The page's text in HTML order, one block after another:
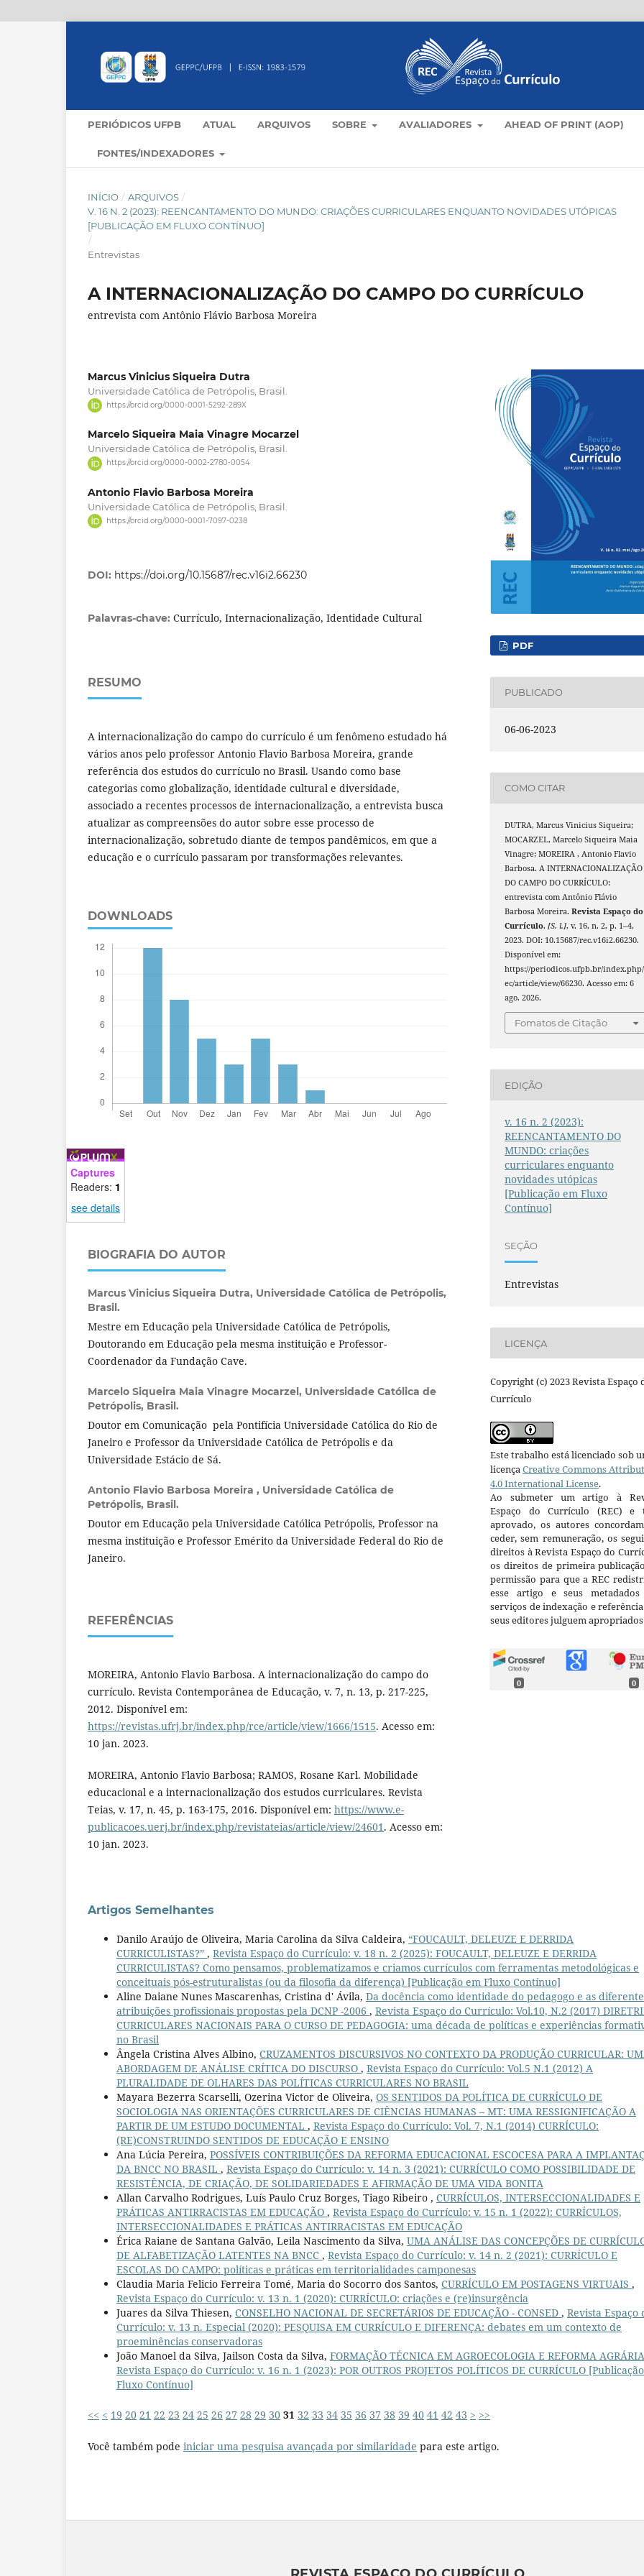
PERIÓDICOS UFPB ATUAL ARQUIVOS SOBRE AVALIADORES AHEAD OF PRINT (AOP)
FONTES/INDEXADORES
INÍCIO / ARQUIVOS /
V. 16 N. 2 (2023): REENCANTAMENTO DO MUNDO: CRIAÇÕES CURRICULARES ENQUANTO NOVIDADES UTÓPICAS
[PUBLICAÇÃO EM FLUXO CONTÍNUO]
/
Entrevistas
A INTERNACIONALIZAÇÃO DO CAMPO DO CURRÍCULO
entrevista com Antônio Flávio Barbosa Moreira
Marcus Vinicius Siqueira Dutra
Universidade Católica de Petrópolis, Brasil.
https://orcid.org/0000-0001-5292-289X
Marcelo Siqueira Maia Vinagre Mocarzel
Universidade Católica de Petrópolis, Brasil.
https://orcid.org/0000-0002-2780-0054
Antonio Flavio Barbosa Moreira
Universidade Católica de Petrópolis, Brasil.
https://orcid.org/0000-0001-7097-0238
DOI: https://doi.org/10.15687/rec.v16i2.66230
Palavras-chave: Currículo, Internacionalização, Identidade Cultural
RESUMO
A internacionalização do campo do currículo é um fenômeno estudado há
vários anos pelo professor Antonio Flavio Barbosa Moreira, grande
referência dos estudos do currículo no Brasil. Usando como base
categorias como globalização, identidade cultural e diversidade,
associado a recentes processos de internacionalização, a entrevista busca
atualizar as compreensões do autor sobre esse processo de
internacionalização, sobretudo diante de tempos pandêmicos, em que a
educação e o currículo passaram por transformações relevantes.
DOWNLOADS
Captures
Readers: 1
see details
BIOGRAFIA DO AUTOR
Marcus Vinicius Siqueira Dutra, Universidade Católica de Petrópolis,
Brasil.
Mestre em Educação pela Universidade Católica de Petrópolis,
Doutorando em Educação pela mesma instituição e Professor-
Coordenador da Fundação Cave.
Marcelo Siqueira Maia Vinagre Mocarzel, Universidade Católica de
Petrópolis, Brasil.
Doutor em Comunicação pela Pontifícia Universidade Católica do Rio de
Janeiro e Professor da Universidade Católica de Petrópolis e da
Universidade Estácio de Sá.
Antonio Flavio Barbosa Moreira , Universidade Católica de
Petrópolis, Brasil.
Doutor em Educação pela Universidade Católica Petrópolis, Professor na
mesma instituição e Professor Emérito da Universidade Federal do Rio de
Janeiro.
REFERÊNCIAS
MOREIRA, Antonio Flavio Barbosa. A internacionalização do campo do
currículo. Revista Contemporânea de Educação, v. 7, n. 13, p. 217-225,
2012. Disponível em:
https://revistas.ufrj.br/index.php/rce/article/view/1666/1515. Acesso em:
10 jan. 2023.
MOREIRA, Antonio Flavio Barbosa; RAMOS, Rosane Karl. Mobilidade
educacional e a internacionalização dos estudos curriculares. Revista
Teias, v. 17, n. 45, p. 163-175, 2016. Disponível em: https://www.e-
publicacoes.uerj.br/index.php/revistateias/article/view/24601. Acesso em:
10 jan. 2023.
PDF
PUBLICADO
06-06-2023
COMO CITAR
DUTRA, Marcus Vinicius Siqueira;
MOCARZEL, Marcelo Siqueira Maia
Vinagre; MOREIRA , Antonio Flavio
Barbosa. A INTERNACIONALIZAÇÃO
DO CAMPO DO CURRÍCULO:
entrevista com Antônio Flávio
Barbosa Moreira.Revista Espaço do
Currículo,[S. l.], v. 16, n. 2, p. 1–4,
2023. DOI: 10.15687/rec.v16i2.66230.
Disponível em:
https://periodicos.ufpb.br/
ec/article/view/66230. Acesso em: 6
ago. 2026.
Fomatos de Citação
EDIÇÃO
v. 16 n. 2 (2023):
REENCANTAMENTO DO
MUNDO: criações
curriculares enquanto
novidades utópicas
[Publicação em Fluxo
Contínuo]
SEÇÃO
Entrevistas
LICENÇA
Copyright (c) 2023 Revista Espaço
Currículo
Este trabalho está licenciado sob
licençaCreative Commons
4.0 International License.
Ao submeter um artigo à
Espaço do Currículo (REC) e
aprovado, os autores
ceder, sem remuneração, os
direitos à Revista Espaço do
os direitos de primeira
permissão para que a REC
esse artigo e seus metadados
serviços de indexação e
seus editores julguem
0 0
Artigos Semelhantes
Danilo Araújo de Oliveira, Maria Carolina da Silva Caldeira, “FOUCAULT, DELEUZE E DERRIDA
CURRICULISTAS?” , Revista Espaço do Currículo: v. 18 n. 2 (2025): FOUCAULT, DELEUZE E DERRIDA
CURRICULISTAS? Como pensamos, problematizamos e criamos currículos com ferramentas metodológicas e
conceituais pós-estruturalistas (ou da filosofia da diferença) [Publicação em Fluxo Contínuo]
Aline Daiane Nunes Mascarenhas, Cristina d' Ávila, Da docência como identidade do pedagogo e as
atribuições profissionais propostas pela DCNP -2006 , Revista Espaço do Currículo: Vol.10, N.2 (2017)
CURRICULARES NACIONAIS PARA O CURSO DE PEDAGOGIA: uma década de políticas e experiências
no Brasil
Ângela Cristina Alves Albino, CRUZAMENTOS DISCURSIVOS NO CONTEXTO DA PRODUÇÃO CURRICULAR:
ABORDAGEM DE ANÁLISE CRÍTICA DO DISCURSO , Revista Espaço do Currículo: Vol.5 N.1 (2012) A
PLURALIDADE DE OLHARES DAS POLÍTICAS CURRICULARES NO BRASIL
Mayara Bezerra Scarselli, Ozerina Victor de Oliveira, OS SENTIDOS DA POLÍTICA DE CURRÍCULO DE
SOCIOLOGIA NAS ORIENTAÇÕES CURRICULARES DE CIÊNCIAS HUMANAS – MT: UMA RESSIGNIFICAÇÃO A
PARTIR DE UM ESTUDO DOCUMENTAL , Revista Espaço do Currículo: Vol. 7, N.1 (2014) CURRÍCULO:
(RE)CONSTRUINDO SENTIDOS DE EDUCAÇÃO E ENSINO
Ana Lúcia Pereira, POSSÍVEIS CONTRIBUIÇÕES DA REFORMA EDUCACIONAL ESCOCESA PARA A
DA BNCC NO BRASIL , Revista Espaço do Currículo: v. 14 n. 3 (2021): CURRÍCULO COMO POSSIBILIDADE DE
RESISTÊNCIA, DE CRIAÇÃO, DE SOLIDARIEDADES E AFIRMAÇÃO DE UMA VIDA BONITA
Allan Carvalho Rodrigues, Luís Paulo Cruz Borges, Tiago Ribeiro , CURRÍCULOS, INTERSECCIONALIDADES E
PRÁTICAS ANTIRRACISTAS EM EDUCAÇÃO , Revista Espaço do Currículo: v. 15 n. 1 (2022): CURRÍCULOS,
INTERSECCIONALIDADES E PRÁTICAS ANTIRRACISTAS EM EDUCAÇÃO
Érica Raiane de Santana Galvão, Leila Nascimento da Silva, UMA ANÁLISE DAS CONCEPÇÕES DE
DE ALFABETIZAÇÃO LATENTES NA BNCC , Revista Espaço do Currículo: v. 14 n. 2 (2021): CURRÍCULO E
ESCOLAS DO CAMPO: políticas e práticas em territorialidades camponesas
Claudia Maria Felicio Ferreira Tomé, Maria do Socorro dos Santos, CURRÍCULO EM POSTAGENS VIRTUAIS ,
Revista Espaço do Currículo: v. 13 n. 1 (2020): CURRÍCULO: criações e (re)insurgência
Juares da Silva Thiesen, CONSELHO NACIONAL DE SECRETÁRIOS DE EDUCAÇÃO - CONSED , Revista Espaço
Currículo: v. 13 n. Especial (2020): PESQUISA EM CURRÍCULO E DIFERENÇA: debates em um contexto de
proeminências conservadoras
João Manoel da Silva, Jailson Costa da Silva, FORMAÇÃO TÉCNICA EM AGROECOLOGIA E REFORMA AGRÁRIA
Revista Espaço do Currículo: v. 16 n. 1 (2023): POR OUTROS PROJETOS POLÍTICOS DE CURRÍCULO
Fluxo Contínuo]
<< < 19 20 21 22 23 24 25 26 27 28 29 30 31 32 33 34 35 36 37 38 39 40 41 42 43 > >>
Você também pode iniciar uma pesquisa avançada por similaridade para este artigo.